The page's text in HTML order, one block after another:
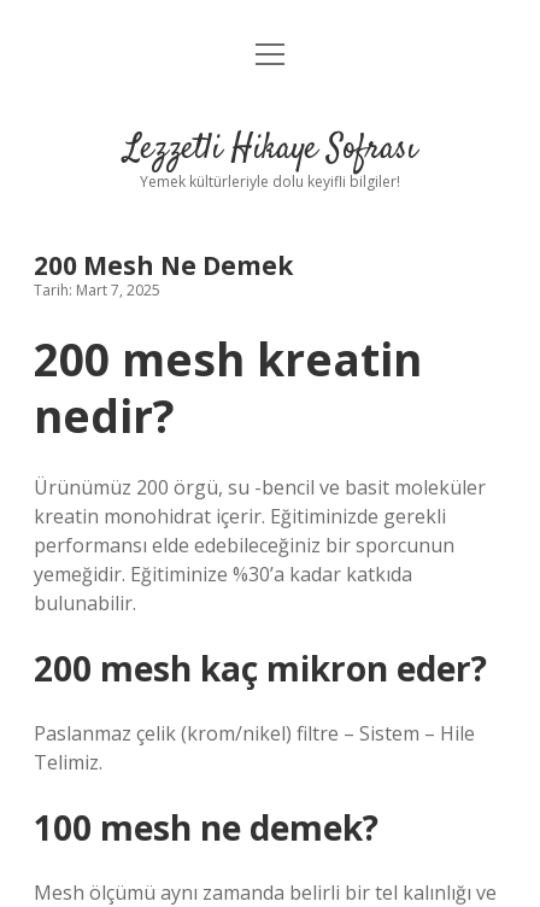
Anasayfa
Yasal Uyarı
menüyü
Lezzetli Hikaye Sofrası
Yemek kültürleriyle dolu keyifli bilgiler!
200 Mesh Ne Demek
Tarih: Mart 7, 2025
200 mesh kreatin
nedir?
Ürünümüz 200 örgü, su -bencil ve basit moleküler
kreatin monohidrat içerir. Eğitiminizde gerekli
performansı elde edebileceğiniz bir sporcunun
yemeğidir. Eğitiminize %30’a kadar katkıda
bulunabilir.
200 mesh kaç mikron eder?
Paslanmaz çelik (krom/nikel) filtre – Sistem – Hile
Telimiz.
100 mesh ne demek?
Mesh ölçümü aynı zamanda belirli bir tel kalınlığı ve